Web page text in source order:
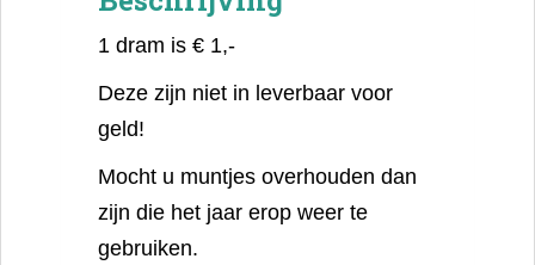
1 dram is € 1,-
Deze zijn niet in leverbaar voor
geld!
Mocht u muntjes overhouden dan
zijn die het jaar erop weer te
gebruiken.